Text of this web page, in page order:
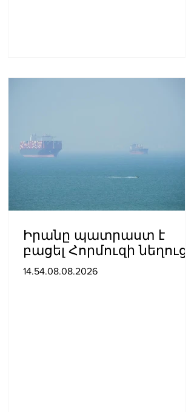
Իրանը պատրաստ է
բացել Հորմուզի նեղուցը,
եթե ԱՄՆ-ն ընդունի
14.54.08.08.2026